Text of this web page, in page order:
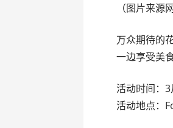
（图片来源
万众期待的
一边享受美
活动时间：
活动地点：